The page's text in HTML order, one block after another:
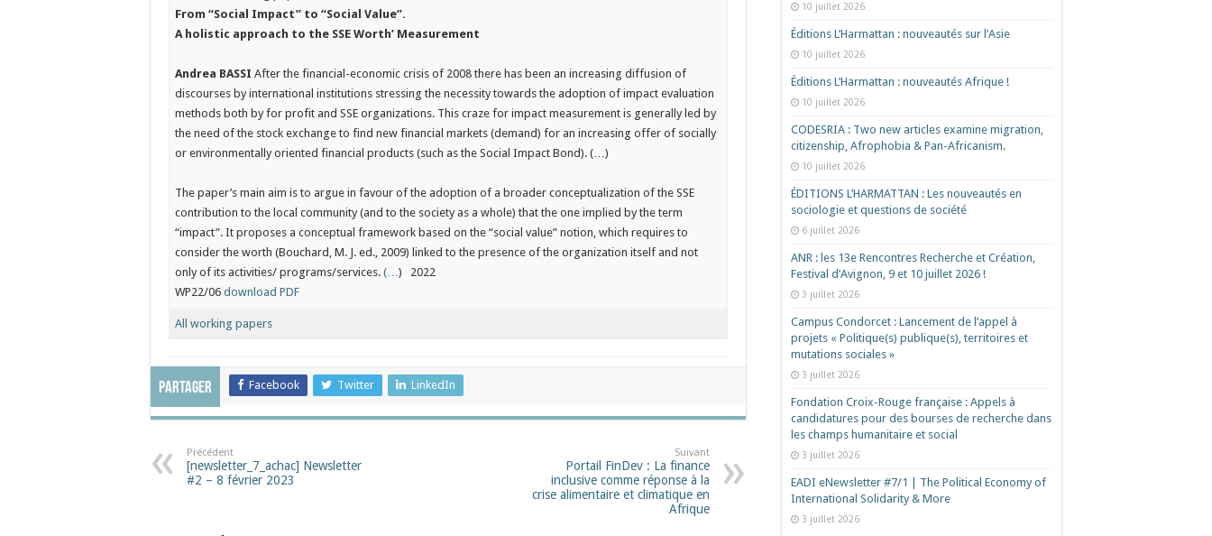
From “Social Impact” to “Social Value”.
A holistic approach to the SSE Worth’ Measurement
Andrea BASSI After the financial-economic crisis of 2008 there has been an increasing diffusion of
discourses by international institutions stressing the necessity towards the adoption of impact evaluation
methods both by for profit and SSE organizations. This craze for impact measurement is generally led by
the need of the stock exchange to find new financial markets (demand) for an increasing offer of socially
or environmentally oriented financial products (such as the Social Impact Bond). (…)
The paper’s main aim is to argue in favour of the adoption of a broader conceptualization of the SSE
contribution to the local community (and to the society as a whole) that the one implied by the term
“impact”. It proposes a conceptual framework based on the “social value” notion, which requires to
consider the worth (Bouchard, M. J. ed., 2009) linked to the presence of the organization itself and not
only of its activities/ programs/services.(…) 2022
WP22/06download PDF
All working papers
Partager Facebook Twitter LinkedIn
Précédent
[newsletter_7_achac] Newsletter
#2 – 8 février 2023
Suivant
Portail FinDev : La finance
inclusive comme réponse à la
crise alimentaire et climatique en
Afrique
10 juillet 2026
Éditions L’Harmattan : nouveautés sur l’Asie
10 juillet 2026
Éditions L’Harmattan : nouveautés Afrique !​
10 juillet 2026
CODESRIA : Two new articles examine migration,
citizenship, Afrophobia & Pan-Africanism.
10 juillet 2026
ÉDITIONS L’HARMATTAN : Les nouveautés en
sociologie et questions de société
6 juillet 2026
ANR : les 13e Rencontres Recherche et Création,
Festival d’Avignon, 9 et 10 juillet 2026 !
3 juillet 2026
Campus Condorcet : Lancement de l’appel à
projets « Politique(s) publique(s), territoires et
mutations sociales »
3 juillet 2026
Fondation Croix-Rouge française : Appels à
candidatures pour des bourses de recherche dans
les champs humanitaire et social
3 juillet 2026
EADI eNewsletter #7/1 | The Political Economy of
International Solidarity & More
3 juillet 2026